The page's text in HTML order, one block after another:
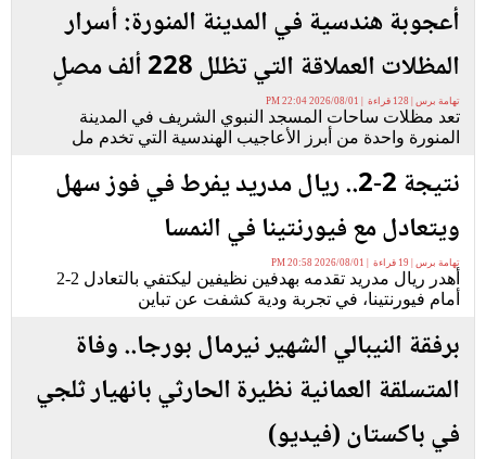
أعجوبة هندسية في المدينة المنورة: أسرار
المظلات العملاقة التي تظلل 228 ألف مصلٍ
تهامة برس | 128 قراءة | 2026/08/01 22:04 PM
تعد مظلات ساحات المسجد النبوي الشريف في المدينة
المنورة واحدة من أبرز الأعاجيب الهندسية التي تخدم مل
نتيجة 2-2.. ريال مدريد يفرط في فوز سهل
ويتعادل مع فيورنتينا في النمسا
تهامة برس | 19 قراءة | 2026/08/01 20:58 PM
أهدر ريال مدريد تقدمه بهدفين نظيفين ليكتفي بالتعادل 2-2
أمام فيورنتينا، في تجربة ودية كشفت عن تباين
برفقة النيبالي الشهير نيرمال بورجا.. وفاة
المتسلقة العمانية نظيرة الحارثي بانهيار ثلجي
في باكستان (فيديو)